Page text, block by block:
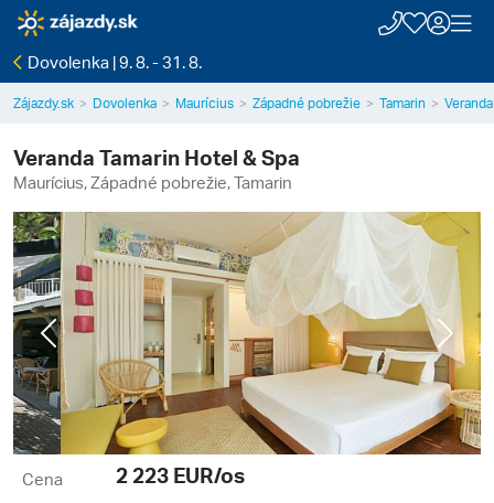
Dovolenka | 9. 8. - 31. 8.
Zájazdy.sk Dovolenka Maurícius Západné pobrežie Tamarin
Veranda Tamarin Hotel & Spa
Maurícius, Západné pobrežie, Tamarin
Previous Next
Cena 2 223 EUR/os